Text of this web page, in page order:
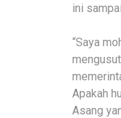
ini
“Saya
Apakah
Asang